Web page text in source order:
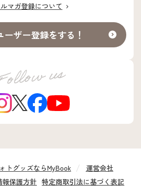
マガ登録について
ーザー登録をする！
トグッズならMyBook
運営会社
報保護方針 特定商取引法に基づく表記